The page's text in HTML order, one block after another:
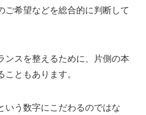
ご希望などを総合的に判断して
ンスを整えるために、片側の本
ともあります。
いう数字にこだわるのではな